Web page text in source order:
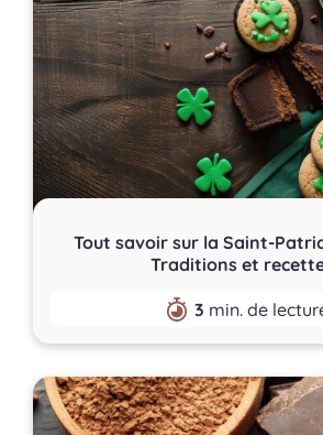
Tout savoir sur la Saint-
Traditions et
3 min. de